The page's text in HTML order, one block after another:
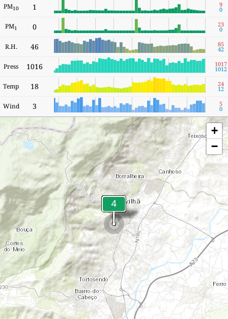
PM10 1 9
0
PM1 0 23
0
R.H. 46 85
42
Press 1016 1017
1012
Temp 18 24
12
Wind 3 5
0
+
−